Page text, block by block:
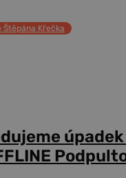
Štěpána Křečka